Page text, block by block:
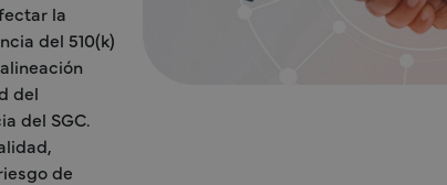
la
del 510(k)
del
del SGC.
de